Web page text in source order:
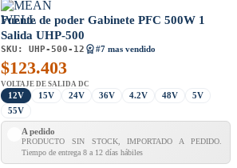
Fuente de poder Gabinete PFC 500W 1
Salida UHP-500
SKU: UHP-500-12 #7 mas vendido
$123.403
VOLTAJE DE SALIDA DC
12V 15V 24V 36V 4.2V 48V
5V
55V
A pedido
PRODUCTO SIN STOCK, IMPORTADO A PEDIDO.
Tiempo de entrega 8 a 12 días hábiles